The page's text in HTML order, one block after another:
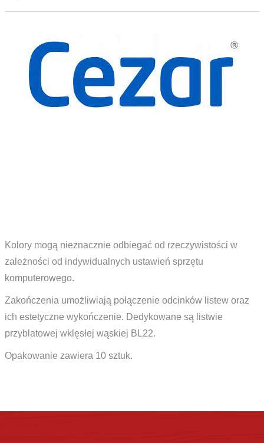
Kolory mogą nieznacznie odbiegać od rzeczywistości w
zależności od indywidualnych ustawień sprzętu
komputerowego.
Zakończenia umożliwiają połączenie odcinków listew oraz
ich estetyczne wykończenie. Dedykowane są listwie
przyblatowej wklęsłej wąskiej BL22.
Opakowanie zawiera 10 sztuk.